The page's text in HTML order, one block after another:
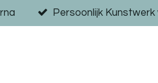
Persoonlijk